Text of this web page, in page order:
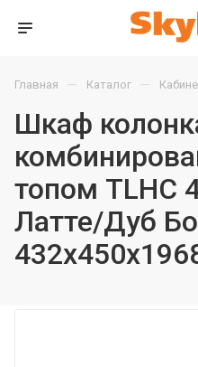
Главная — Каталог —
Шкаф
топом TLHC
Латте/Дуб